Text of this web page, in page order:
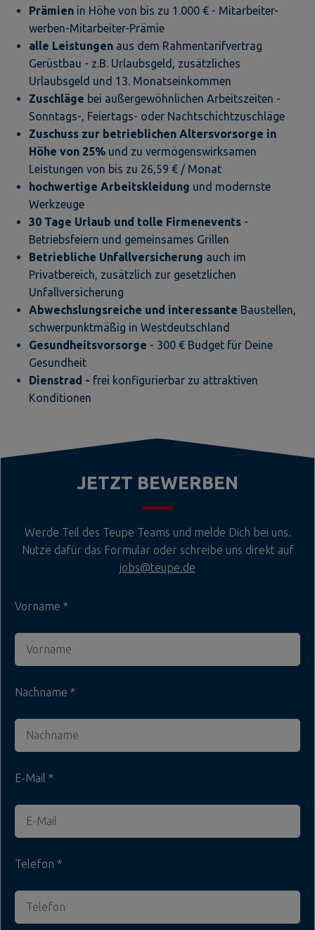
Prämien in Höhe von bis zu 1.000 € - Mitarbeiter-
werben-Mitarbeiter-Prämie
alle Leistungen aus dem Rahmentarifvertrag
Gerüstbau - z.B. Urlaubsgeld, zusätzliches
Urlaubsgeld und 13. Monatseinkommen
Zuschläge bei außergewöhnlichen Arbeitszeiten -
Sonntags-, Feiertags- oder Nachtschichtzuschläge
Zuschuss zur betrieblichen Altersvorsorge in
Höhe von 25% und zu vermögenswirksamen
Leistungen von bis zu 26,59 € / Monat
hochwertige Arbeitskleidung und modernste
Werkzeuge
30 Tage Urlaub und tolle Firmenevents -
Betriebsfeiern und gemeinsames Grillen
Betriebliche Unfallversicherung auch im
Privatbereich, zusätzlich zur gesetzlichen
Unfallversicherung
Abwechslungsreiche und interessante Baustellen,
schwerpunktmäßig in Westdeutschland
Gesundheitsvorsorge - 300 € Budget für Deine
Gesundheit
Dienstrad - frei konfigurierbar zu attraktiven
Konditionen
JETZT BEWERBEN
Werde Teil des Teupe Teams und melde Dich bei uns.
Nutze dafür das Formular oder schreibe uns direkt auf
jobs@teupe.de
Vorname
Nachname
E-Mail
Telefon